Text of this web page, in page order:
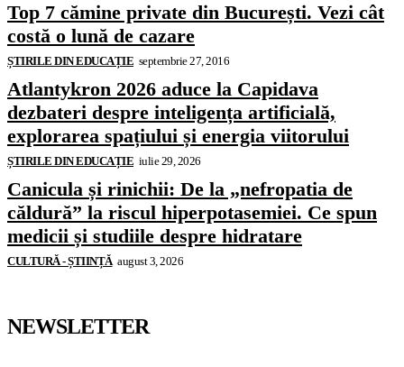
Top 7 cămine private din București. Vezi cât
costă o lună de cazare
ȘTIRILE DIN EDUCAȚIE septembrie 27, 2016
Atlantykron 2026 aduce la Capidava
dezbateri despre inteligența artificială,
explorarea spațiului și energia viitorului
ȘTIRILE DIN EDUCAȚIE iulie 29, 2026
Canicula și rinichii: De la „nefropatia de
căldură” la riscul hiperpotasemiei. Ce spun
medicii și studiile despre hidratare
CULTURĂ - ȘTIINȚĂ august 3, 2026
NEWSLETTER